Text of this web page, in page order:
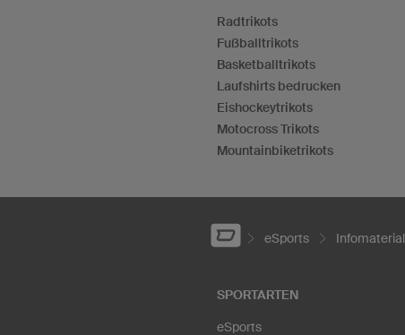
Radtrikots
Fußballtrikots
Basketballtrikots
Laufshirts bedrucken
Eishockeytrikots
Motocross Trikots
Mountainbiketrikots
eSports Infomaterial
SPORTARTEN
eSports